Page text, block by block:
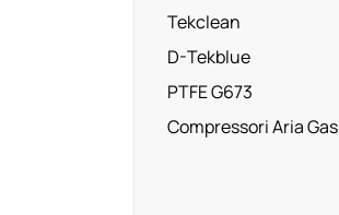
Tekclean
D-Tekblue
PTFE G673
Compressori Aria Gas